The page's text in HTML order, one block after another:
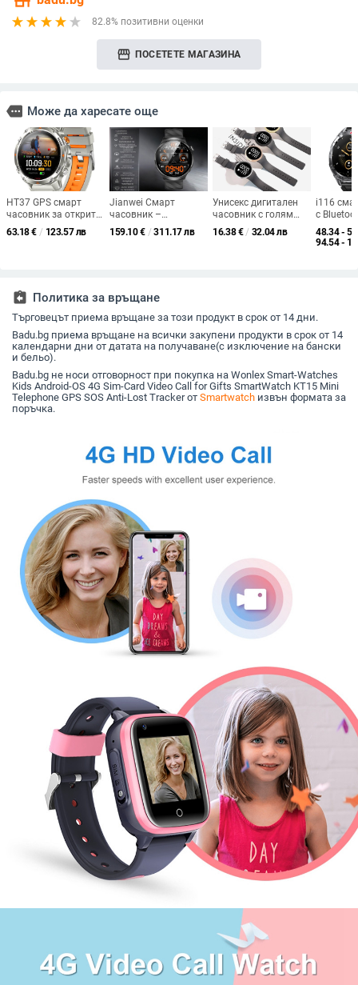
82.8% позитивни оценки
storefront ПОСЕТЕТЕ МАГАЗИНА
more Може да харесате още
HT37 GPS смарт
часовник за открит
спорт, компас,
висотомер и
63.18€ / 123.57 лв
Jianwei Смарт
часовник –
мониторинг на
сърдечната честота,
159.10€ / 311.17 лв
Унисекс дигитален
часовник с голям
цифров дисплей,
светещ дисплей,
16.38€ / 32.04 лв
i116
с
48.34 -
94.54 -
assignment_return Политика за връщане
Търговецът приема връщане за този продукт в срок от 14 дни.
Badu.bg приема връщане на всички закупени продукти в срок от 14
календарни дни от датата на получаване(с изключение на бански
и бельо).
Badu.bg не носи отговорност при покупка на Wonlex Smart-Watches
Kids Android-OS 4G Sim-Card Video Call for Gifts SmartWatch KT15 Mini
Telephone GPS SOS Anti-Lost Tracker от Smartwatch извън формата за
поръчка.